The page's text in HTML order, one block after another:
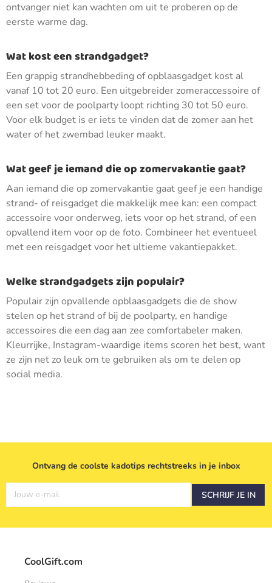
ontvanger niet kan wachten om uit te proberen op de
eerste warme dag.
Wat kost een strandgadget?
Een grappig strandhebbeding of opblaasgadget kost al
vanaf 10 tot 20 euro. Een uitgebreider zomeraccessoire of
een set voor de poolparty loopt richting 30 tot 50 euro.
Voor elk budget is er iets te vinden dat de zomer aan het
water of het zwembad leuker maakt.
Wat geef je iemand die op zomervakantie gaat?
Aan iemand die op zomervakantie gaat geef je een handige
strand- of reisgadget die makkelijk mee kan: een compact
accessoire voor onderweg, iets voor op het strand, of een
opvallend item voor op de foto. Combineer het eventueel
met een reisgadget voor het ultieme vakantiepakket.
Welke strandgadgets zijn populair?
Populair zijn opvallende opblaasgadgets die de show
stelen op het strand of bij de poolparty, en handige
accessoires die een dag aan zee comfortabeler maken.
Kleurrijke, Instagram-waardige items scoren het best, want
ze zijn net zo leuk om te gebruiken als om te delen op
social media.
Ontvang de coolste kadotips rechtstreeks in je inbox
Jouw e-mail SCHRIJF JE IN
CoolGift.com